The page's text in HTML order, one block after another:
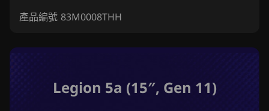
產品編號 83M0008THH
Legion 5a (15″, Gen 11)